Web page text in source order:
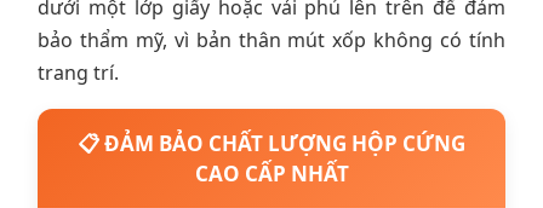
dưới một lớp giấy hoặc vải phủ lên trên để đảm
bảo thẩm mỹ, vì bản thân mút xốp không có tính
trang trí.
📋 ĐẢM BẢO CHẤT LƯỢNG HỘP CỨNG
CAO CẤP NHẤT